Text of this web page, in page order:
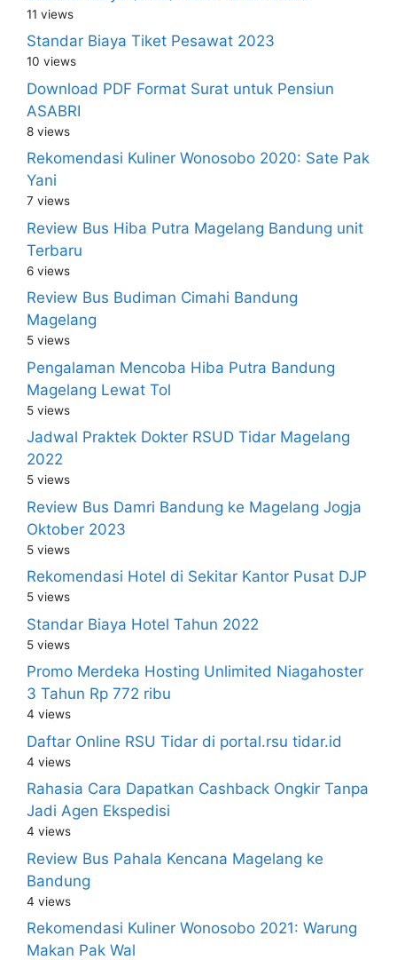
11 views
Standar Biaya Tiket Pesawat 2023
10 views
Download PDF Format Surat untuk Pensiun
ASABRI
8 views
Rekomendasi Kuliner Wonosobo 2020: Sate Pak
Yani
7 views
Review Bus Hiba Putra Magelang Bandung unit
Terbaru
6 views
Review Bus Budiman Cimahi Bandung
Magelang
5 views
Pengalaman Mencoba Hiba Putra Bandung
Magelang Lewat Tol
5 views
Jadwal Praktek Dokter RSUD Tidar Magelang
2022
5 views
Review Bus Damri Bandung ke Magelang Jogja
Oktober 2023
5 views
Rekomendasi Hotel di Sekitar Kantor Pusat DJP
5 views
Standar Biaya Hotel Tahun 2022
5 views
Promo Merdeka Hosting Unlimited Niagahoster
3 Tahun Rp 772 ribu
4 views
Daftar Online RSU Tidar di portal.rsu tidar.id
4 views
Rahasia Cara Dapatkan Cashback Ongkir Tanpa
Jadi Agen Ekspedisi
4 views
Review Bus Pahala Kencana Magelang ke
Bandung
4 views
Rekomendasi Kuliner Wonosobo 2021: Warung
Makan Pak Wal